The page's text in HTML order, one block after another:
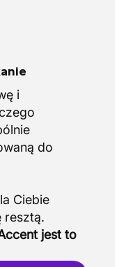
i
do
Ciebie
jest to